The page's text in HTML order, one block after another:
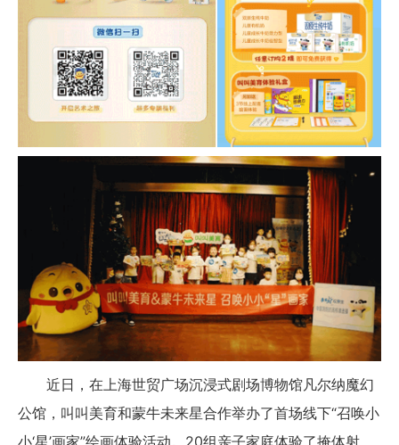
近日，在上海世贸广场沉浸式剧场博物馆凡尔纳魔幻
公馆，叫叫美育和蒙牛未来星合作举办了首场线下“召唤小
小‘星’画家”绘画体验活动。20组亲子家庭体验了掩体射